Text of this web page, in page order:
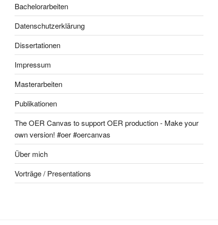
Bachelorarbeiten
Datenschutzerklärung
Dissertationen
Impressum
Masterarbeiten
Publikationen
The OER Canvas to support OER production - Make your
own version! #oer #oercanvas
Über mich
Vorträge / Presentations